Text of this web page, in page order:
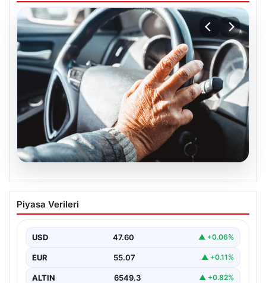
Emekliye ÖTV’siz araç verilecek mi,
yasa çıkacak mı? Milyonlarca emekli
Piyasa Verileri
USD 47.60 ▲ +0.06%
EUR 55.07 ▲ +0.11%
ALTIN 6549.3 ▲ +0.82%